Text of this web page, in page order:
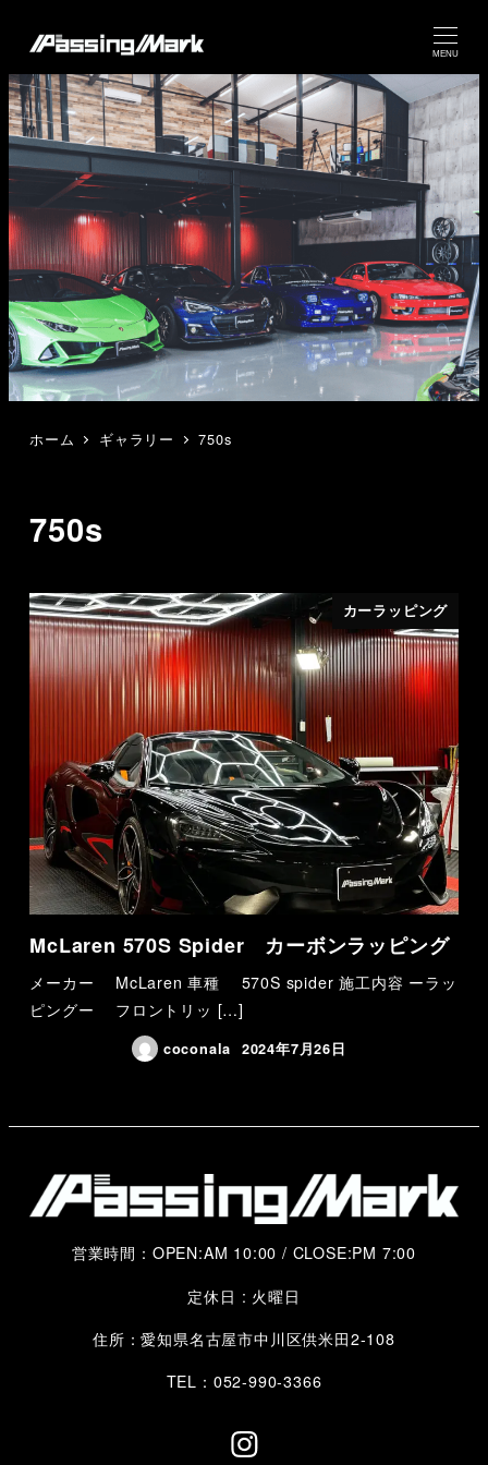
MENU
ホーム ギャラリー 750s
750s
カーラッピング
McLaren 570S Spider カーボンラッピング
メーカー McLaren 車種 570S spider 施工内容 ーラッ
ピングー フロントリッ […]
coconala 2024年7月26日
営業時間：OPEN:AM 10:00 / CLOSE:PM 7:00
定休日 : 火曜日
住所：愛知県名古屋市中川区供米田2-108
TEL：052-990-3366